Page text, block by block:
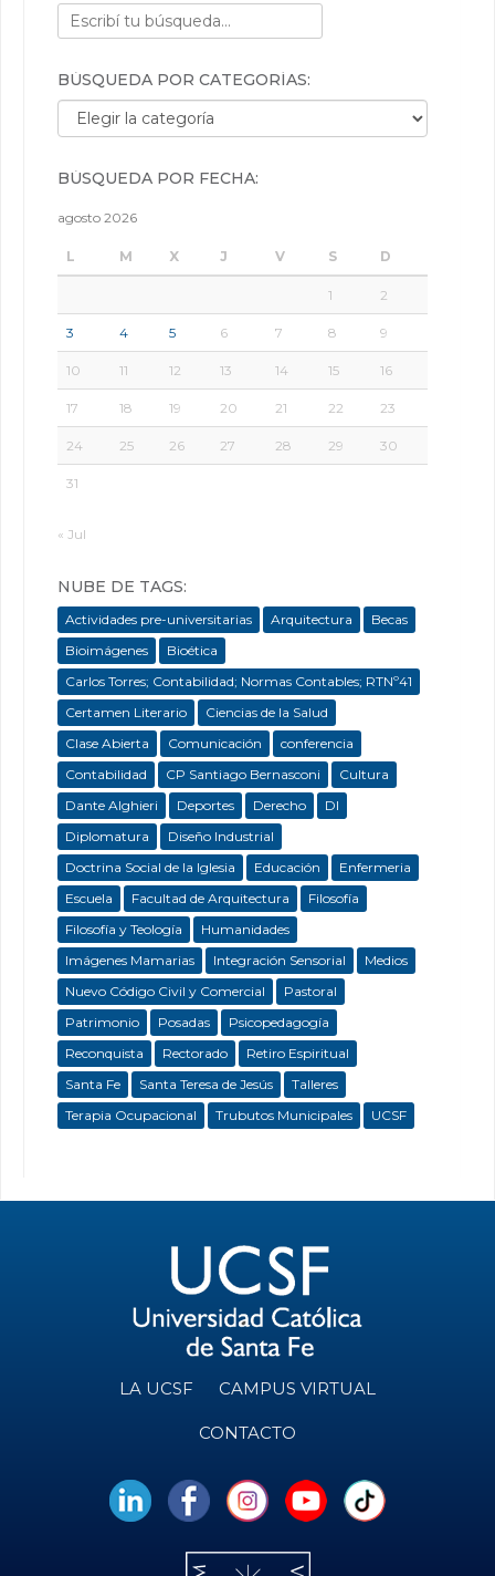
BÚSQUEDA POR CATEGORÍAS:
Búsqueda por categorías:
BÚSQUEDA POR FECHA:
agosto 2026
L M X J V S D
1 2
3 4 5 6 7 8 9
10 11 12 13 14 15 16
17 18 19 20 21 22 23
24 25 26 27 28 29 30
31
« Jul
NUBE DE TAGS:
Actividades pre-universitarias Arquitectura
Becas
Bioimágenes
Bioética
Carlos Torres; Contabilidad; Normas Contables; RTNº41
Certamen Literario
Ciencias de la Salud
Clase Abierta
Comunicación
conferencia
Contabilidad
CP Santiago Bernasconi
Cultura
Dante Alghieri
Deportes Derecho
DI
Diplomatura
Diseño Industrial
Doctrina Social de la Iglesia
Educación
Enfermeria
Escuela
Facultad de Arquitectura
Filosofía
Filosofía y Teología
Humanidades
Imágenes Mamarias
Integración Sensorial
Medios
Nuevo Código Civil y Comercial
Pastoral
Patrimonio
Posadas
Psicopedagogía
Reconquista
Rectorado
Retiro Espiritual
Santa Fe
Santa Teresa de Jesús
Talleres
Terapia Ocupacional
Trubutos Municipales UCSF
LA UCSF CAMPUS VIRTUAL
CONTACTO